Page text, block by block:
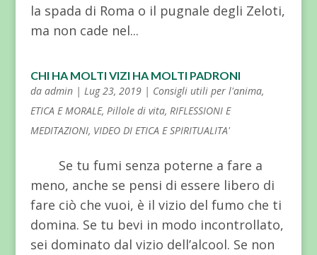
la spada di Roma o il pugnale degli Zeloti,
ma non cade nel...
CHI HA MOLTI VIZI HA MOLTI PADRONI
da admin| Lug 23, 2019| Consigli utili per l'anima,
ETICA E MORALE, Pillole di vita, RIFLESSIONI E
MEDITAZIONI, VIDEO DI ETICA E SPIRITUALITA'
Se tu fumi senza poterne a fare a
meno, anche se pensi di essere libero di
fare ciò che vuoi, è il vizio del fumo che ti
domina. Se tu bevi in modo incontrollato,
sei dominato dal vizio dell’alcool. Se non